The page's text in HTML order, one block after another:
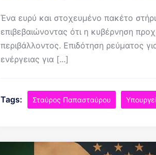
Ένα ευρύ και στοχευμένο πακέτο
επιβεβαιώνοντας ότι η κυβέρνηση
περιβάλλοντος. Επιδότηση ρεύματος
ενέργειας για [...]
Tags: Σταύρος Παπασταύρου